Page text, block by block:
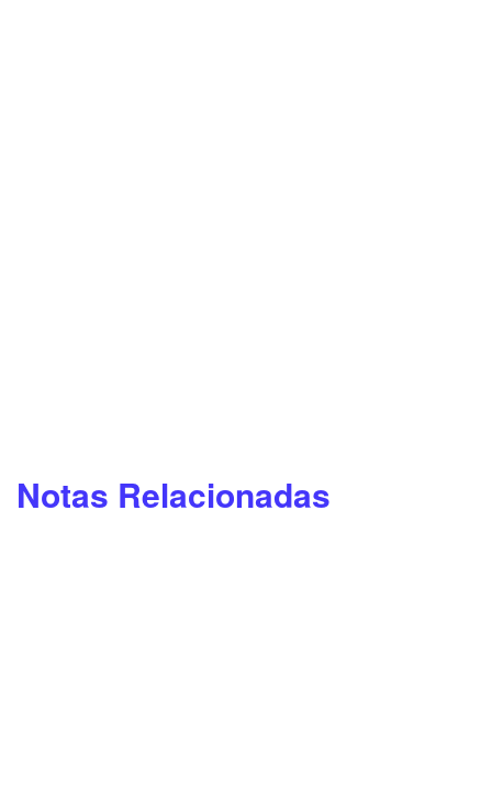
Notas Relacionadas